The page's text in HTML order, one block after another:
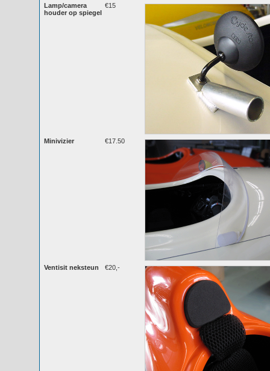
Lamp/camera
houder op spiegel
€15
Minivizier €17.50
Ventisit neksteun €20,-